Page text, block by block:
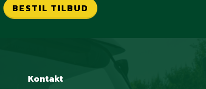
BESTIL TILBUD
Kontakt